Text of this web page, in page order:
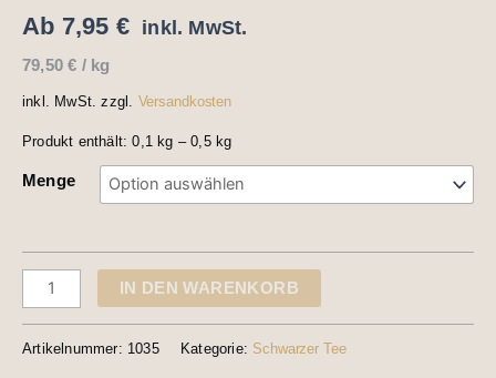
Ab 7,95 € inkl. MwSt.
79,50€ / kg
inkl. MwSt. zzgl. Versandkosten
Produkt enthält: 0,1 kg – 0,5 kg
Menge
IN DEN WARENKORB
Artikelnummer: 1035 Kategorie: Schwarzer Tee